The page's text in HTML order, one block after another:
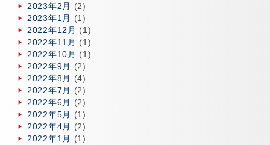
2023年2月
(2)
2023年1月
(1)
2022年12月 (1)
2022年11月 (1)
2022年10月 (1)
2022年9月
(2)
2022年8月
(4)
2022年7月
(2)
2022年6月
(2)
2022年5月
(1)
2022年4月
(2)
2022年1月
(1)